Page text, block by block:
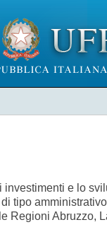
e lo
tipo
Abruzzo,